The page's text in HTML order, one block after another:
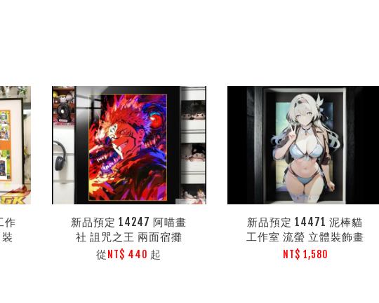
作
新品預定 14247 阿喵畫
社 詛咒之王 兩面宿攤
從 NT$ 440 起
新品預定 14471 泥棒貓
工作室 流螢 立體裝飾畫
NT$ 1,580